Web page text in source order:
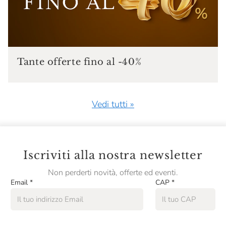
Tante offerte fino al -40%
Vedi tutti »
Iscriviti alla nostra newsletter
Non perderti novità, offerte ed eventi.
Email * CAP *